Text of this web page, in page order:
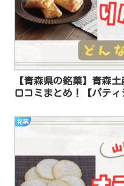
【青森県の銘菓】青森
口コミまとめ！【パティ
銘菓